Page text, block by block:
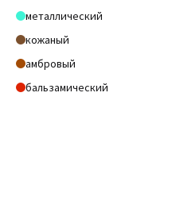
металлический
кожаный
амбровый
бальзамический